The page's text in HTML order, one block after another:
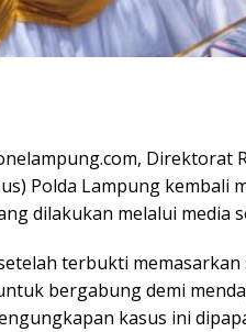
Direktorat
Polda Lampung kembali
dilakukan melalui media
terbukti memasarkan
bergabung demi
kasus ini